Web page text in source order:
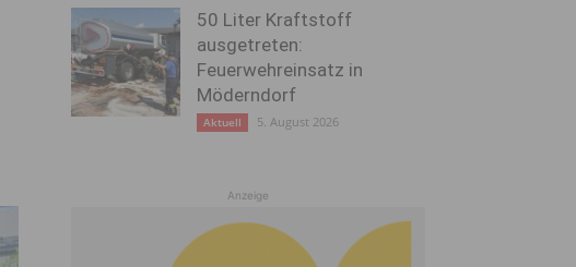
50 Liter Kraftstoff
ausgetreten:
Feuerwehreinsatz in
Möderndorf
Aktuell 5. August 2026
Anzeige